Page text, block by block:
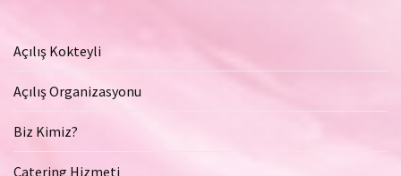
Açılış Kokteyli
Açılış Organizasyonu
Biz Kimiz?
Catering Hizmeti